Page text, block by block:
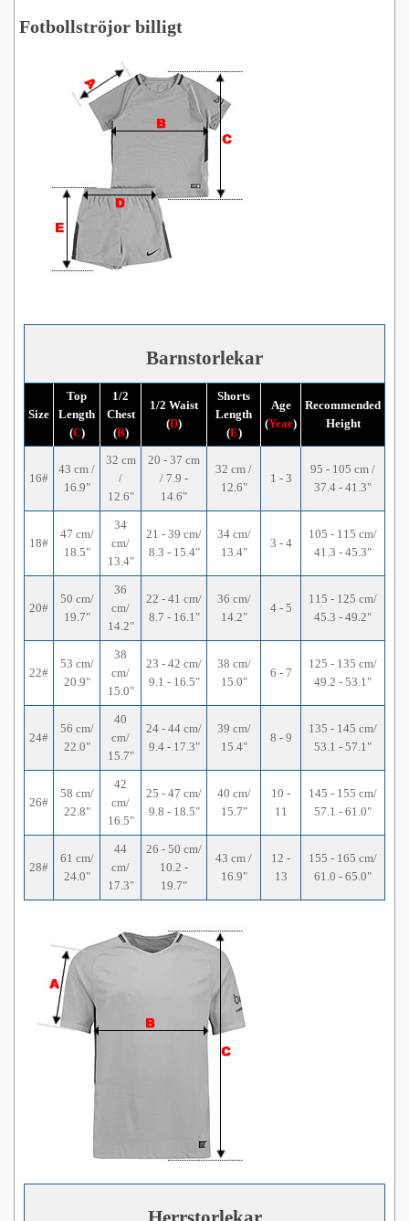
Fotbollströjor billigt
Barnstorlekar
Size
Top
Length
(C)
1/2
Chest
(B)
1/2 Waist
(D)
Shorts
Length
(E)
Age
(Year)
Recommended
Height
16#
43 cm /
16.9"
32 cm
/
12.6"
20 - 37 cm
/ 7.9 -
14.6"
32 cm /
12.6"
1 - 3
95 - 105 cm /
37.4 - 41.3"
18#
47 cm/
18.5"
34
cm/
13.4"
21 - 39 cm/
8.3 - 15.4"
34 cm/
13.4"
3 - 4
105 - 115 cm/
41.3 - 45.3"
20#
50 cm/
19.7"
36
cm/
14.2"
22 - 41 cm/
8.7 - 16.1"
36 cm/
14.2"
4 - 5
115 - 125 cm/
45.3 - 49.2"
22#
53 cm/
20.9"
38
cm/
15.0"
23 - 42 cm/
9.1 - 16.5"
38 cm/
15.0"
6 - 7
125 - 135 cm/
49.2 - 53.1"
24#
56 cm/
22.0"
40
cm/
15.7"
24 - 44 cm/
9.4 - 17.3"
39 cm/
15.4"
8 - 9
135 - 145 cm/
53.1 - 57.1"
26#
58 cm/
22.8"
42
cm/
16.5"
25 - 47 cm/
9.8 - 18.5"
40 cm/
15.7"
10 -
11
145 - 155 cm/
57.1 - 61.0"
28#
61 cm/
24.0"
44
cm/
17.3"
26 - 50 cm/
10.2 -
19.7"
43 cm /
16.9"
12 -
13
155 - 165 cm/
61.0 - 65.0"